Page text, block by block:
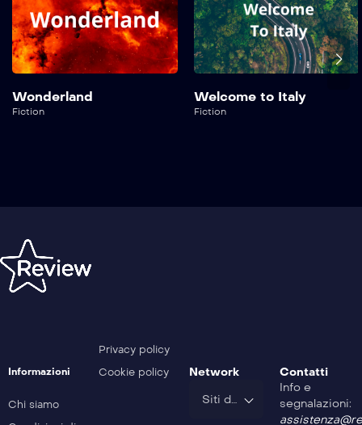
Wonderland
Fiction
Welcome to Italy
Fiction
Informazioni
Chi siamo
Privacy policy
Cookie policy
Network
Siti del Gruppo
Contatti
Info e
segnalazioni: